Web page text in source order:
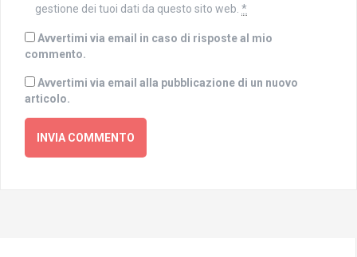
gestione dei tuoi dati da questo sito web. *
Avvertimi via email in caso di risposte al mio
commento.
Avvertimi via email alla pubblicazione di un nuovo
articolo.